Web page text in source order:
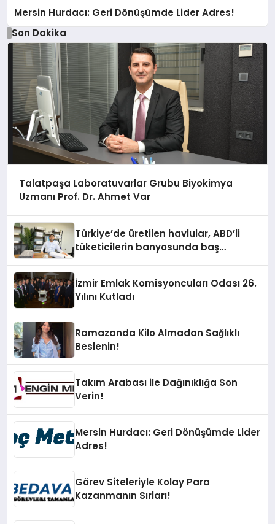
Mersin Hurdacı: Geri Dönüşümde Lider Adres!
Son Dakika
Talatpaşa Laboratuvarlar Grubu Biyokimya
Uzmanı Prof. Dr. Ahmet Var
Türkiye’de üretilen havlular, ABD’li
tüketicilerin banyosunda baş
İzmir Emlak Komisyoncuları Odası 26.
Yılını Kutladı
Ramazanda Kilo Almadan Sağlıklı
Beslenin!
Takım Arabası ile Dağınıklığa Son
Verin!
Mersin Hurdacı: Geri Dönüşümde Lider
Adres!
Görev Siteleriyle Kolay Para
Kazanmanın Sırları!